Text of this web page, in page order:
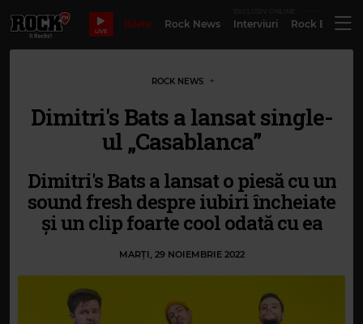
LIVE
Bilete Rock News Interviuri Rock
ROCK NEWS
Dimitri's Bats a lansat single-
ul „Casablanca”
Dimitri's Bats a lansat o piesă cu un
sound fresh despre iubiri încheiate
și un clip foarte cool odată cu ea
MARȚI, 29 NOIEMBRIE 2022